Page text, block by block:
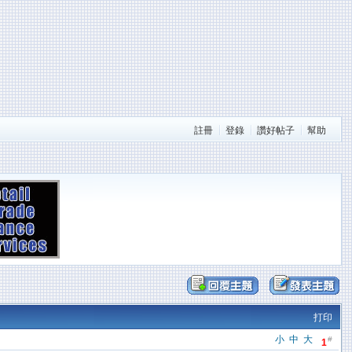
註冊 登錄 讚好帖子 幫助
打印
1#
大
中
小